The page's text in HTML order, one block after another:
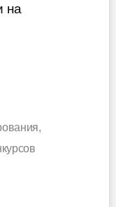
на